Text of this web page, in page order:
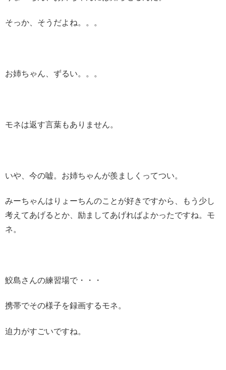
そっか、そうだよね。。。
お姉ちゃん、ずるい。。。
モネは返す言葉もありません。
いや、今の嘘。お姉ちゃんが羨ましくってつい。
みーちゃんはりょーちんのことが好きですから、もう少し
考えてあげるとか、励ましてあげればよかったですね。モ
ネ。
鮫島さんの練習場で・・・
携帯でその様子を録画するモネ。
迫力がすごいですね。